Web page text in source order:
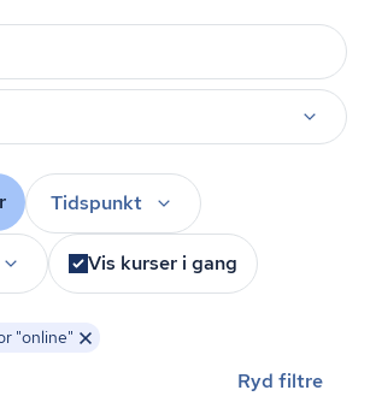
Tidspunkt
Vis kurser i gang
"online"
Ryd filtre